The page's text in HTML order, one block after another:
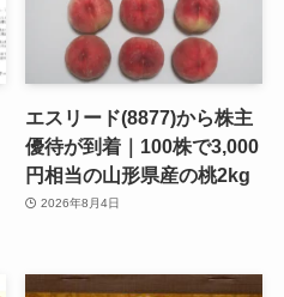
エスリード(8877)から株主
優待が到着｜100株で3,000
円相当の山形県産の桃2kg
2026年8月4日